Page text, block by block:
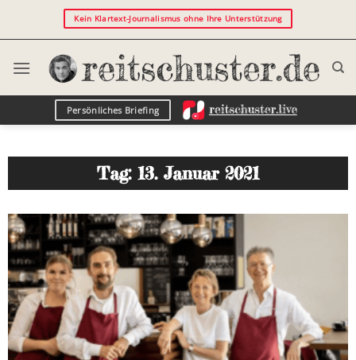
Kein Klartext-Journalismus ohne Ihre Unterstützung
Persönliches Briefing
Tag: 13. Januar 2021